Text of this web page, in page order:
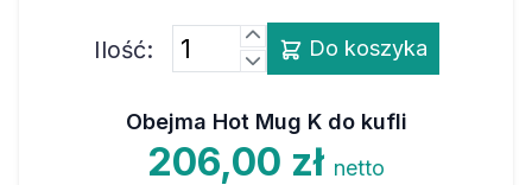
Ilość: Do koszyka
Obejma Hot Mug K do kufli
206,00 zł netto